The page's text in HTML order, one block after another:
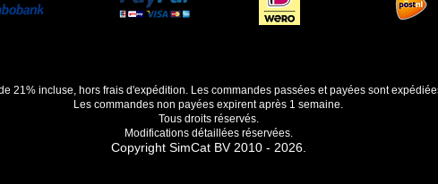
21% incluse, hors frais d'expédition. Les commandes passées et payées sont
Les commandes non payées expirent après 1 semaine.
Tous droits réservés.
Modifications détaillées réservées.
Copyright SimCat BV 2010 - 2026.